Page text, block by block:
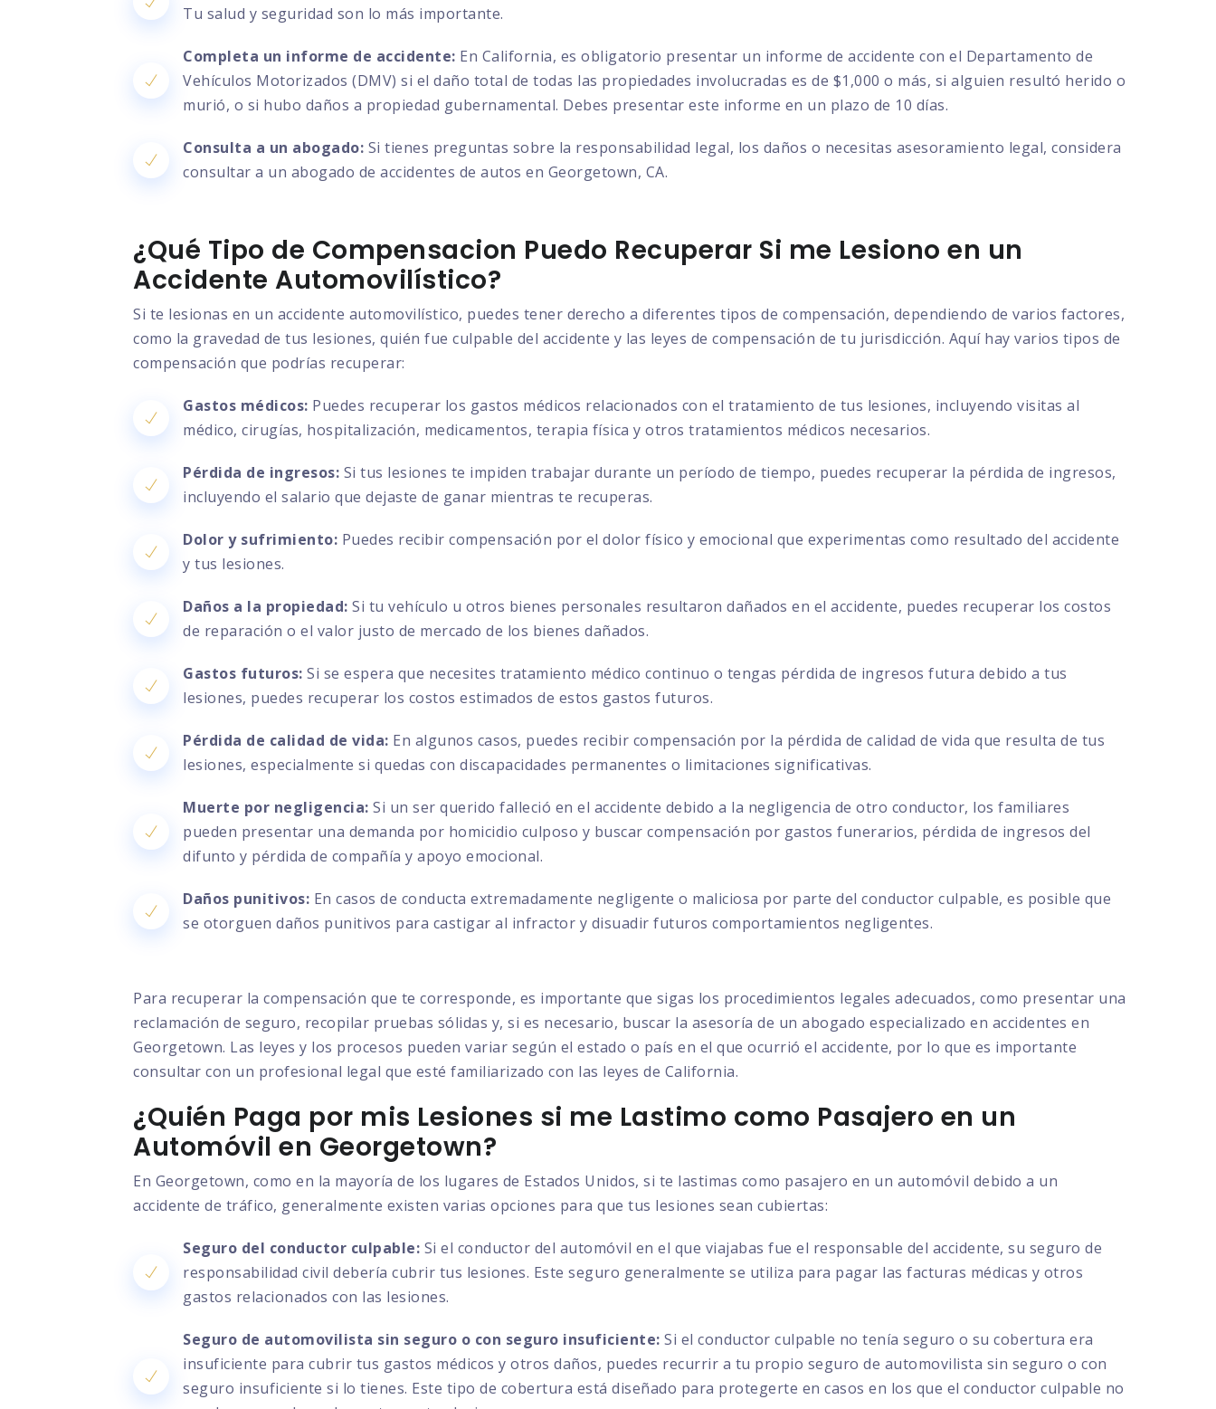
Tu salud y seguridad son lo más importante.
Completa un informe de accidente: En California, es obligatorio presentar un informe de accidente con el Departamento de
Vehículos Motorizados (DMV) si el daño total de todas las propiedades involucradas es de $1,000 o más, si alguien resultó herido o
murió, o si hubo daños a propiedad gubernamental. Debes presentar este informe en un plazo de 10 días.
Consulta a un abogado: Si tienes preguntas sobre la responsabilidad legal, los daños o necesitas asesoramiento legal, considera
consultar a un abogado de accidentes de autos en Georgetown, CA.
¿Qué Tipo de Compensacion Puedo Recuperar Si me Lesiono en un
Accidente Automovilístico?
Si te lesionas en un accidente automovilístico, puedes tener derecho a diferentes tipos de compensación, dependiendo de varios factores,
como la gravedad de tus lesiones, quién fue culpable del accidente y las leyes de compensación de tu jurisdicción. Aquí hay varios tipos de
compensación que podrías recuperar:
Gastos médicos: Puedes recuperar los gastos médicos relacionados con el tratamiento de tus lesiones, incluyendo visitas al
médico, cirugías, hospitalización, medicamentos, terapia física y otros tratamientos médicos necesarios.
Pérdida de ingresos: Si tus lesiones te impiden trabajar durante un período de tiempo, puedes recuperar la pérdida de ingresos,
incluyendo el salario que dejaste de ganar mientras te recuperas.
Dolor y sufrimiento: Puedes recibir compensación por el dolor físico y emocional que experimentas como resultado del accidente
y tus lesiones.
Daños a la propiedad: Si tu vehículo u otros bienes personales resultaron dañados en el accidente, puedes recuperar los costos
de reparación o el valor justo de mercado de los bienes dañados.
Gastos futuros: Si se espera que necesites tratamiento médico continuo o tengas pérdida de ingresos futura debido a tus
lesiones, puedes recuperar los costos estimados de estos gastos futuros.
Pérdida de calidad de vida: En algunos casos, puedes recibir compensación por la pérdida de calidad de vida que resulta de tus
lesiones, especialmente si quedas con discapacidades permanentes o limitaciones significativas.
Muerte por negligencia: Si un ser querido falleció en el accidente debido a la negligencia de otro conductor, los familiares
pueden presentar una demanda por homicidio culposo y buscar compensación por gastos funerarios, pérdida de ingresos del
difunto y pérdida de compañía y apoyo emocional.
Daños punitivos: En casos de conducta extremadamente negligente o maliciosa por parte del conductor culpable, es posible que
se otorguen daños punitivos para castigar al infractor y disuadir futuros comportamientos negligentes.
Para recuperar la compensación que te corresponde, es importante que sigas los procedimientos legales adecuados, como presentar una
reclamación de seguro, recopilar pruebas sólidas y, si es necesario, buscar la asesoría de un abogado especializado en accidentes en
Georgetown. Las leyes y los procesos pueden variar según el estado o país en el que ocurrió el accidente, por lo que es importante
consultar con un profesional legal que esté familiarizado con las leyes de California.
¿Quién Paga por mis Lesiones si me Lastimo como Pasajero en un
Automóvil en Georgetown?
En Georgetown, como en la mayoría de los lugares de Estados Unidos, si te lastimas como pasajero en un automóvil debido a un
accidente de tráfico, generalmente existen varias opciones para que tus lesiones sean cubiertas:
Seguro del conductor culpable: Si el conductor del automóvil en el que viajabas fue el responsable del accidente, su seguro de
responsabilidad civil debería cubrir tus lesiones. Este seguro generalmente se utiliza para pagar las facturas médicas y otros
gastos relacionados con las lesiones.
Seguro de automovilista sin seguro o con seguro insuficiente: Si el conductor culpable no tenía seguro o su cobertura era
insuficiente para cubrir tus gastos médicos y otros daños, puedes recurrir a tu propio seguro de automovilista sin seguro o con
seguro insuficiente si lo tienes. Este tipo de cobertura está diseñado para protegerte en casos en los que el conductor culpable no